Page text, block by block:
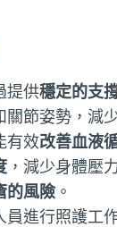
提供穩定的支
關節姿勢，減
有效改善血液
，減少身體壓
的風險 。
員進行照護工